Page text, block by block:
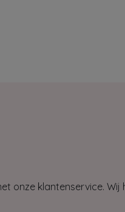
onze klantenservice. Wij